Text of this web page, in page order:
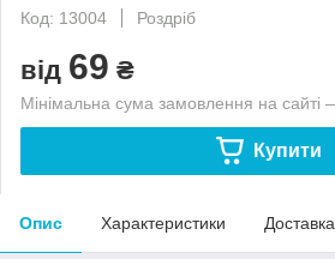
Код: 13004
Роздріб
від 69 ₴
Мінімальна сума замовлення на сайті
Купити
Опис Характеристики Доставка